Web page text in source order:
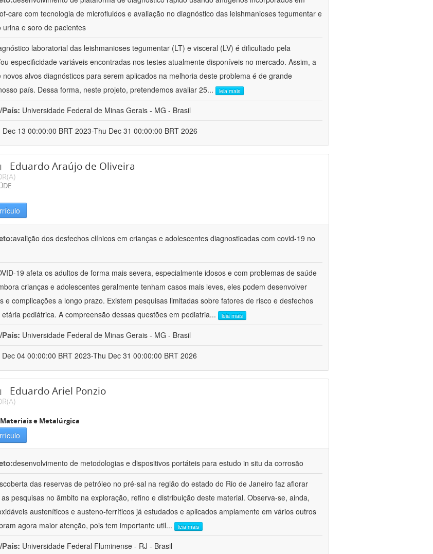
care com tecnologia de microfluidos e avaliação no diagnóstico das leishmanioses tegumentar e
urina e soro de pacientes
laboratorial das leishmanioses tegumentar (LT) e visceral (LV) é dificultado pela
especificidade variáveis encontradas nos testes atualmente disponíveis no mercado. Assim, a
novos alvos diagnósticos para serem aplicados na melhoria deste problema é de grande
país. Dessa forma, neste projeto, pretendemos avaliar 25... leia mais
Universidade Federal de Minas Gerais - MG - Brasil
Dec 13 00:00:00 BRT 2023-Thu Dec 31 00:00:00 BRT 2026
Eduardo Araújo de Oliveira
avalição dos desfechos clínicos em crianças e adolescentes diagnosticadas com covid-19 no
19 afeta os adultos de forma mais severa, especialmente idosos e com problemas de saúde
crianças e adolescentes geralmente tenham casos mais leves, eles podem desenvolver
e complicações a longo prazo. Existem pesquisas limitadas sobre fatores de risco e desfechos
pediátrica. A compreensão dessas questões em pediatria... leia mais
Universidade Federal de Minas Gerais - MG - Brasil
Dec 04 00:00:00 BRT 2023-Thu Dec 31 00:00:00 BRT 2026
Eduardo Ariel Ponzio
e Metalúrgica
desenvolvimento de metodologias e dispositivos portáteis para estudo in situ da corrosão
das reservas de petróleo no pré-sal na região do estado do Rio de Janeiro faz aflorar
pesquisas no âmbito na exploração, refino e distribuição deste material. Observa-se, ainda,
austeníticos e austeno-ferríticos já estudados e aplicados amplamente em vários outros
agora maior atenção, pois tem importante util... leia mais
Universidade Federal Fluminense - RJ - Brasil